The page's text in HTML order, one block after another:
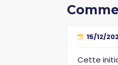
15/12/
Cette